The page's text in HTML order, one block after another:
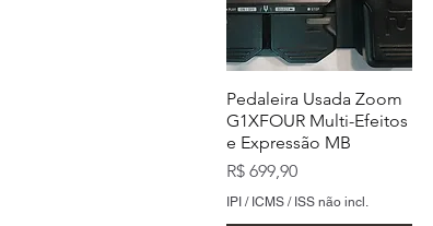
Pedaleira Usada Zoom
G1XFOUR Multi-Efeitos
e Expressão MB
Preço
R$ 699,90
IPI / ICMS / ISS não incl.